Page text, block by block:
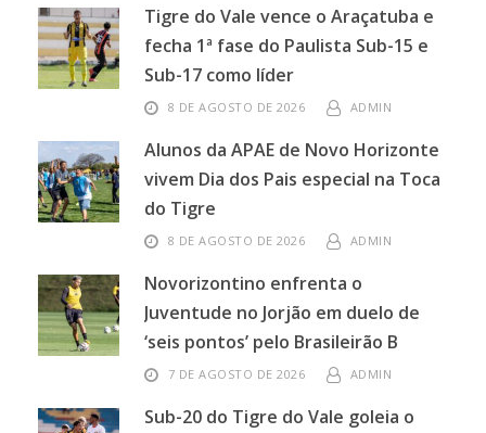
Tigre do Vale vence o Araçatuba e
fecha 1ª fase do Paulista Sub-15 e
Sub-17 como líder
8 DE AGOSTO DE 2026 ADMIN
Alunos da APAE de Novo Horizonte
vivem Dia dos Pais especial na Toca
do Tigre
8 DE AGOSTO DE 2026 ADMIN
Novorizontino enfrenta o
Juventude no Jorjão em duelo de
‘seis pontos’ pelo Brasileirão B
7 DE AGOSTO DE 2026 ADMIN
Sub-20 do Tigre do Vale goleia o